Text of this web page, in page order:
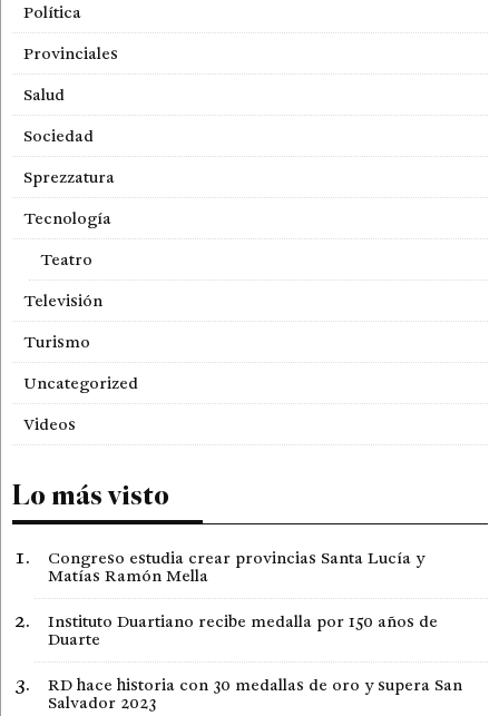
Política
Provinciales
Salud
Sociedad
Sprezzatura
Tecnología
Teatro
Televisión
Turismo
Uncategorized
Videos
Lo más visto
Congreso estudia crear provincias Santa Lucía y
Matías Ramón Mella
Instituto Duartiano recibe medalla por 150 años de
Duarte
RD hace historia con 30 medallas de oro y supera San
Salvador 2023